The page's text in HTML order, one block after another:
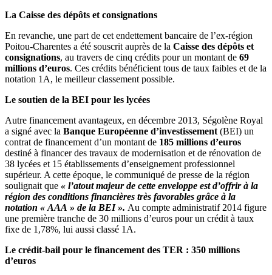
La Caisse des dépôts et consignations
En revanche, une part de cet endettement bancaire de l’ex-région
Poitou-Charentes a été souscrit auprès de la Caisse des dépôts et
consignations, au travers de cinq crédits pour un montant de 69
millions d’euros. Ces crédits bénéficient tous de taux faibles et de la
notation 1A, le meilleur classement possible.
Le soutien de la BEI pour les lycées
Autre financement avantageux, en décembre 2013, Ségolène Royal
a signé avec la Banque Européenne d’investissement (BEI) un
contrat de financement d’un montant de 185 millions d’euros
destiné à financer des travaux de modernisation et de rénovation de
38 lycées et 15 établissements d’enseignement professionnel
supérieur. A cette époque, le communiqué de presse de la région
soulignait que « l’atout majeur de cette enveloppe est d’offrir à la
région des conditions financières très favorables grâce à la
notation « AAA » de la BEI ». Au compte administratif 2014 figure
une première tranche de 30 millions d’euros pour un crédit à taux
fixe de 1,78%, lui aussi classé 1A.
Le crédit-bail pour le financement des TER : 350 millions
d’euros